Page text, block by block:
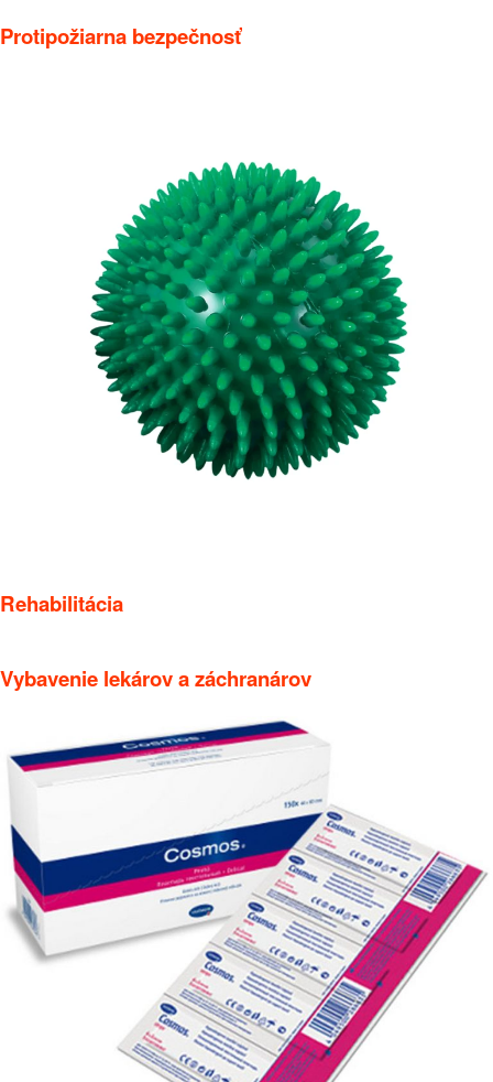
Protipožiarna bezpečnosť
Rehabilitácia
Vybavenie lekárov a záchranárov